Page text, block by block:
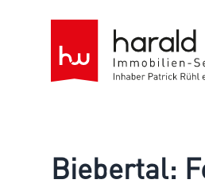
Biebertal: